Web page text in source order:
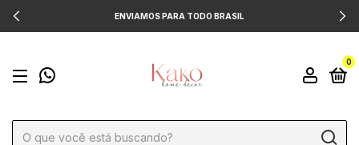
ENVIAMOS PARA TODO BRASIL
0